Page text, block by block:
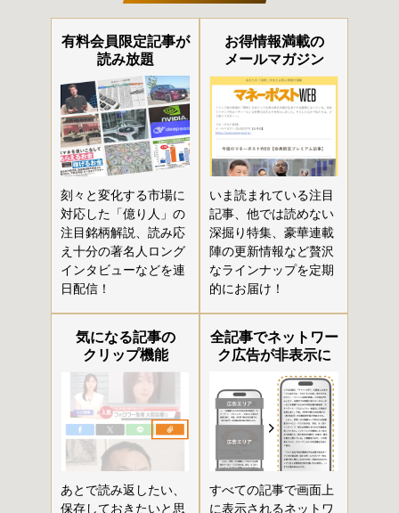
有料会員限定記事が
読み放題
刻々と変化する市場に
対応した「億り人」の
注目銘柄解説、読み応
え十分の著名人ロング
インタビューなどを連
日配信！
お得情報満載の
メールマガジン
いま読まれている注目
記事、他では読めない
深掘り特集、豪華連載
陣の更新情報など贅沢
なラインナップを定期
的にお届け！
気になる記事の
クリップ機能
あとで読み返したい、
保存しておきたいと思
全記事でネットワー
ク広告が非表示に
すべての記事で画面上
に表示されるネットワ